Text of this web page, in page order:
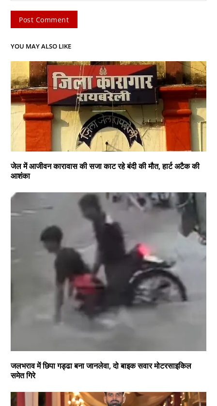
YOU MAY ALSO LIKE
जेल में आजीवन कारावास की सजा काट रहे बंदी की मौत, हार्ट अटैक की
आशंका
जलभराव में छिपा गड्ढा बना जानलेवा, दो बाइक सवार मोटरसाइकिल
समेत गिरे